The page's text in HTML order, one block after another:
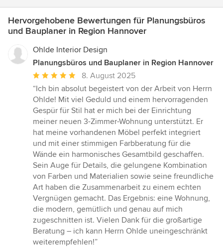
Hervorgehobene Bewertungen für Planungsbüros
und Bauplaner in Region Hannover
Ohlde Interior Design
Planungsbüros und Bauplaner in Region Hannover
Durchschnittliche
Bewertung:
5
von
5
Sternen
8. August 2025
“Ich bin absolut begeistert von der Arbeit von Herrn
Ohlde! Mit viel Geduld und einem hervorragenden
Gespür für Stil hat er mich bei der Einrichtung
meiner neuen 3-Zimmer-Wohnung unterstützt. Er
hat meine vorhandenen Möbel perfekt integriert
und mit einer stimmigen Farbberatung für die
Wände ein harmonisches Gesamtbild geschaffen.
Sein Auge für Details, die gelungene Kombination
von Farben und Materialien sowie seine freundliche
Art haben die Zusammenarbeit zu einem echten
Vergnügen gemacht. Das Ergebnis: eine Wohnung,
die modern, gemütlich und genau auf mich
zugeschnitten ist. Vielen Dank für die großartige
Beratung – ich kann Herrn Ohlde uneingeschränkt
weiterempfehlen!”